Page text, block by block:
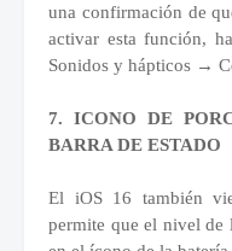
una confirmación de
activar esta función,
Sonidos y hápticos →
7. ICONO DE
BARRA DE ESTADO
El iOS 16 también
permite que el nivel de